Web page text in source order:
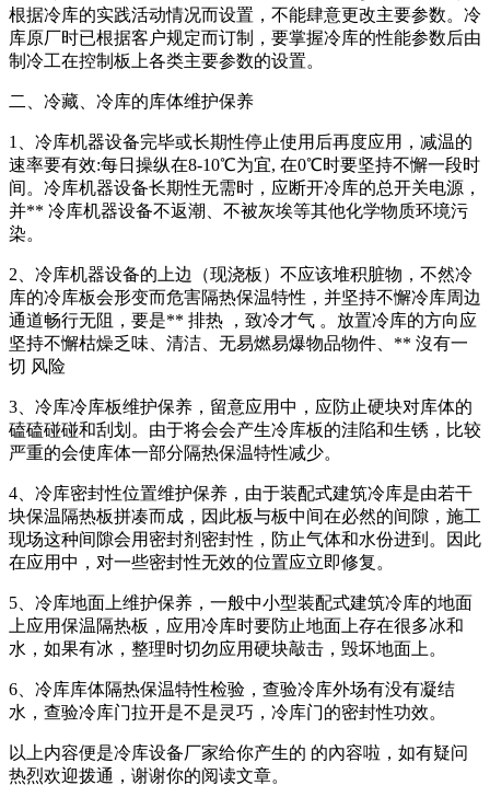
根据冷库的实践活动情况而设置，不能肆意更改主要参数。冷
库原厂时已根据客户规定而订制，要掌握冷库的性能参数后由
制冷工在控制板上各类主要参数的设置。
二、冷藏、冷库的库体维护保养
1、冷库机器设备完毕或长期性停止使用后再度应用，减温的
速率要有效:每日操纵在8-10℃为宜, 在0℃时要坚持不懈一段时
间。冷库机器设备长期性无需时，应断开冷库的总开关电源，
并** 冷库机器设备不返潮、不被灰埃等其他化学物质环境污
染。
2、冷库机器设备的上边（现浇板）不应该堆积脏物，不然冷
库的冷库板会形变而危害隔热保温特性，并坚持不懈冷库周边
通道畅行无阻，要是** 排热 ，致冷才气 。放置冷库的方向应
坚持不懈枯燥乏味、清洁、无易燃易爆物品物件、** 沒有一
切 风险
3、冷库冷库板维护保养，留意应用中，应防止硬块对库体的
磕磕碰碰和刮划。由于将会会产生冷库板的洼陷和生锈，比较
严重的会使库体一部分隔热保温特性减少。
4、冷库密封性位置维护保养，由于装配式建筑冷库是由若干
块保温隔热板拼凑而成，因此板与板中间在必然的间隙，施工
现场这种间隙会用密封剂密封性，防止气体和水份进到。因此
在应用中，对一些密封性无效的位置应立即修复。
5、冷库地面上维护保养，一般中小型装配式建筑冷库的地面
上应用保温隔热板，应用冷库时要防止地面上存在很多冰和
水，如果有冰，整理时切勿应用硬块敲击，毁坏地面上。
6、冷库库体隔热保温特性检验，查验冷库外场有没有凝结
水，查验冷库门拉开是不是灵巧，冷库门的密封性功效。
以上内容便是冷库设备厂家给你产生的 的內容啦，如有疑问
热烈欢迎拨通，谢谢你的阅读文章。